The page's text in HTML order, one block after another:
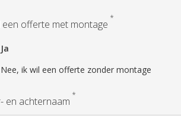
een offerte met montage *
Ja
Nee, ik wil een offerte zonder montage
en achternaam *